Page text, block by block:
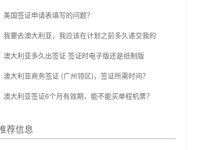
美国签证申请表填写的问题？
我要去澳大利亚，我应该在计划之前多久递交我的
澳大利亚多久出签证 签证时电子版还是纸制版
澳大利亚商务签证 (广州领区)，签证所需时间？
澳大利亚签证6个月有效期，能不能买单程机票？
荐信息